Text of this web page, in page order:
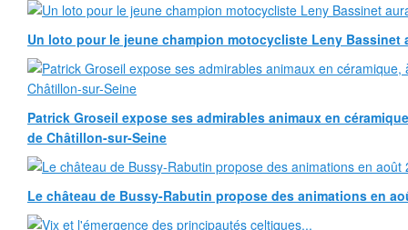
Un loto pour le jeune champion motocycliste Leny Bassinet
Patrick Groseil expose ses admirables animaux en
de Châtillon-sur-Seine
Le château de Bussy-Rabutin propose des animations en